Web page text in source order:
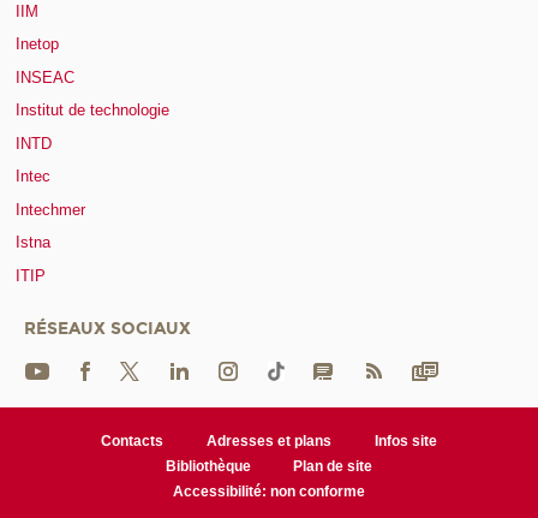
IIM
Inetop
INSEAC
Institut de technologie
INTD
Intec
Intechmer
Istna
ITIP
RÉSEAUX SOCIAUX
Contacts Adresses et plans
Infos site
Bibliothèque
Plan de site
Accessibilité: non conforme